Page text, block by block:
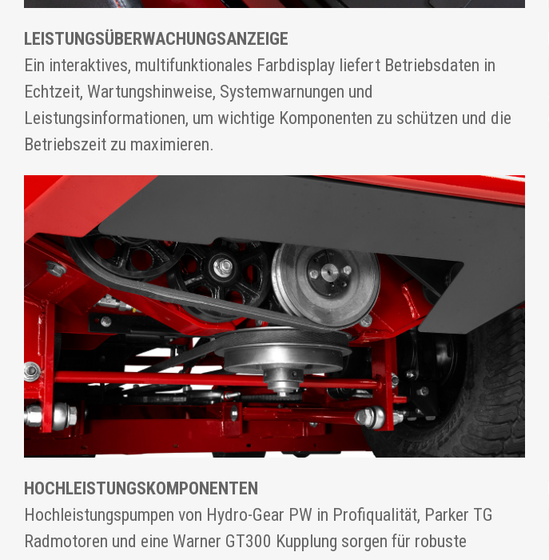
LEISTUNGSÜBERWACHUNGSANZEIGE
Ein interaktives, multifunktionales Farbdisplay liefert Betriebsdaten in
Echtzeit, Wartungshinweise, Systemwarnungen und
Leistungsinformationen, um wichtige Komponenten zu schützen und die
Betriebszeit zu maximieren.
HOCHLEISTUNGSKOMPONENTEN
Hochleistungspumpen von Hydro-Gear PW in Profiqualität, Parker TG
Radmotoren und eine Warner GT300 Kupplung sorgen für robuste